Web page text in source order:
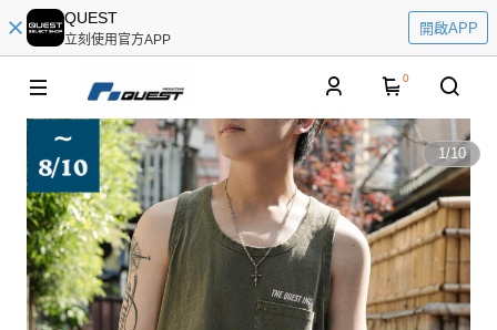
QUEST
立刻使用官方APP
開啟APP
0
1/10